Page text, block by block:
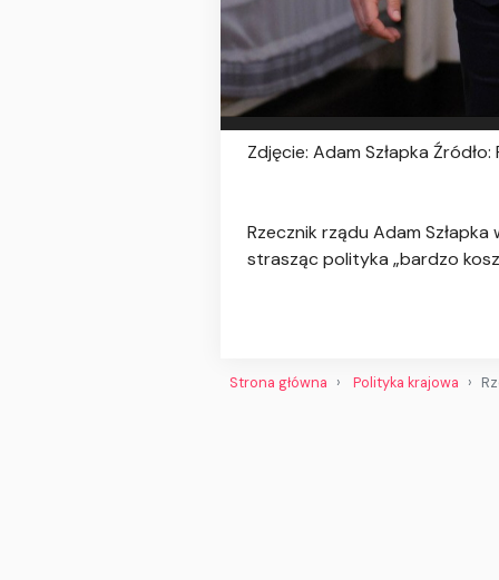
Zdjęcie: Adam Szłapka Źródło:
Rzecznik rządu Adam
strasząc polityka „bardzo
Strona główna Polityka krajowa